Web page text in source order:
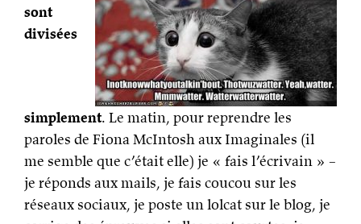
sont
divisées
simplement. Le matin, pour reprendre les
paroles de Fiona McIntosh aux Imaginales (il
me semble que c’était elle) je « fais l’écrivain » –
je réponds aux mails, je fais coucou sur les
réseaux sociaux, je poste un lolcat sur le blog, je